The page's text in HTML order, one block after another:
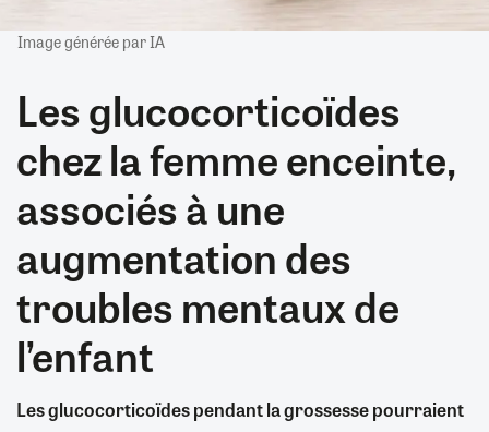
Image générée par IA
Les glucocorticoïdes
chez la femme enceinte,
associés à une
augmentation des
troubles mentaux de
l’enfant
Les glucocorticoïdes pendant la grossesse pourraient